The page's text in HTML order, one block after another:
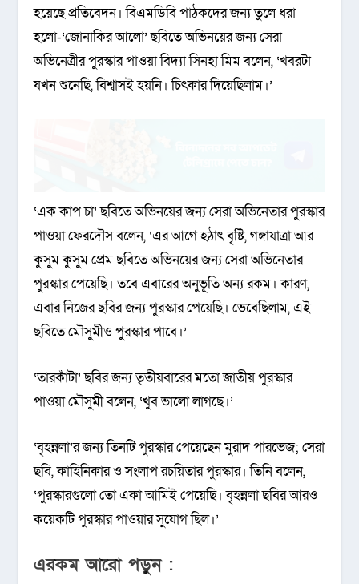
হয়েছে প্রতিবেদন। বিএমডিবি পাঠকদের জন্য তুলে ধরা
হলো-‘জোনাকির আলো’ ছবিতে অভিনয়ের জন্য সেরা
অভিনেত্রীর পুরস্কার পাওয়া বিদ্যা সিনহা মিম বলেন, ‘খবরটা
যখন শুনেছি, বিশ্বাসই হয়নি। চিৎকার দিয়েছিলাম।’
‘এক কাপ চা’ ছবিতে অভিনয়ের জন্য সেরা অভিনেতার পুরস্কার
পাওয়া ফেরদৌস বলেন, ‘এর আগে হঠাৎ বৃষ্টি, গঙ্গাযাত্রা আর
কুসুম কুসুম প্রেম ছবিতে অভিনয়ের জন্য সেরা অভিনেতার
পুরস্কার পেয়েছি। তবে এবারের অনুভূতি অন্য রকম। কারণ,
এবার নিজের ছবির জন্য পুরস্কার পেয়েছি। ভেবেছিলাম, এই
ছবিতে মৌসুমীও পুরস্কার পাবে।’
‘তারকাঁটা’ ছবির জন্য তৃতীয়বারের মতো জাতীয় পুরস্কার
পাওয়া মৌসুমী বলেন, ‘খুব ভালো লাগছে।’
‘বৃহন্নলা’র জন্য তিনটি পুরস্কার পেয়েছেন মুরাদ পারভেজ; সেরা
ছবি, কাহিনিকার ও সংলাপ রচয়িতার পুরস্কার। তিনি বলেন,
‘পুরস্কারগুলো তো একা আমিই পেয়েছি। বৃহন্নলা ছবির আরও
কয়েকটি পুরস্কার পাওয়ার সুযোগ ছিল।’
এরকম আরো পড়ুন :